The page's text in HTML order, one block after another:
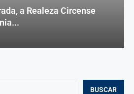
BUSCAR
a Realeza Circense